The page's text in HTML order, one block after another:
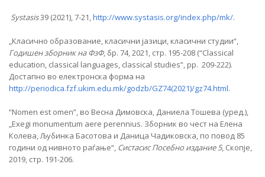
Systasis39 (2021), 7-21,http://www.systasis.org/index.php/mk/.
„Класично образование, класични јазици, класични студии“,
Годишен зборник на ФзФ, бр. 74, 2021, стр. 195-208 (“Classical
education, classical languages, classical studies”, pp. 209-222).
Достапно во електронска форма на
http://periodica.fzf.ukim.edu.mk/godzb/GZ74(2021)/gz74.html.
“Nomen est omen”, во Весна Димовска, Даниела Тошева (уред.),
„Exegi monumentum aere perennius. Зборник во чест на Елена
Колева, Љубинка Басотова и Даница Чадиковска, по повод 85
години од нивното раѓање“, Систасис Посебно издание 5, Скопје,
2019, стр. 191-206.